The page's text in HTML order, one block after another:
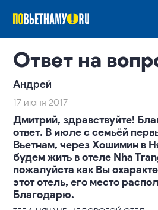
Ответ на
Андрей
17 июня 2017
Дмитрий, здравствуйте!
ответ. В июле с семьёй
Вьетнам, через Хошимин в
будем жить в отеле Nha
пожалуйста как Вы
этот отель, его место
Благодарю.